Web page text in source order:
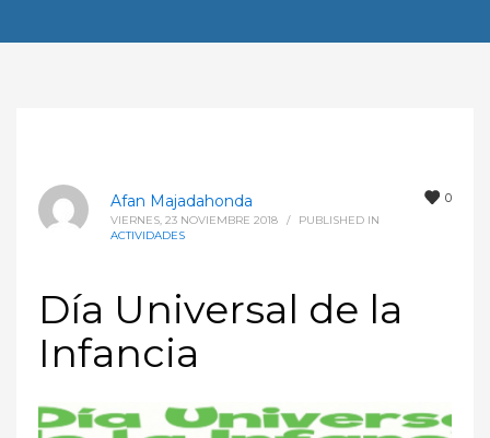
0
Afan Majadahonda
VIERNES, 23 NOVIEMBRE 2018 /
PUBLISHED IN
ACTIVIDADES
Día Universal de la
Infancia